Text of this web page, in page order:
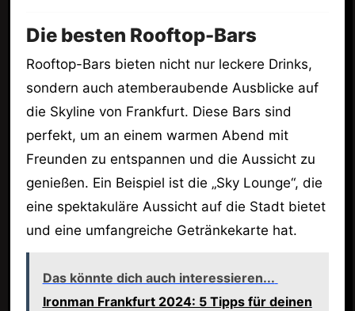
Die besten Rooftop-Bars
Rooftop-Bars bieten nicht nur leckere Drinks,
sondern auch atemberaubende Ausblicke auf
die Skyline von Frankfurt. Diese Bars sind
perfekt, um an einem warmen Abend mit
Freunden zu entspannen und die Aussicht zu
genießen. Ein Beispiel ist die „Sky Lounge“, die
eine spektakuläre Aussicht auf die Stadt bietet
und eine umfangreiche Getränkekarte hat.
Das könnte dich auch interessieren...
Ironman Frankfurt 2024: 5 Tipps für deinen